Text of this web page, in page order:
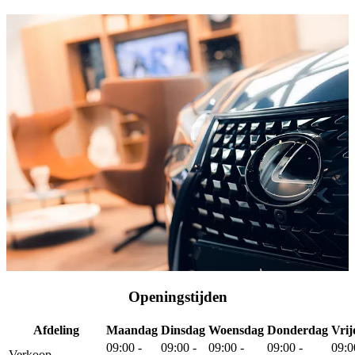
Openingstijden
Afdeling Maandag Dinsdag Woensdag Donderdag
09:00 -
09:00 -
09:00 -
09:00 -